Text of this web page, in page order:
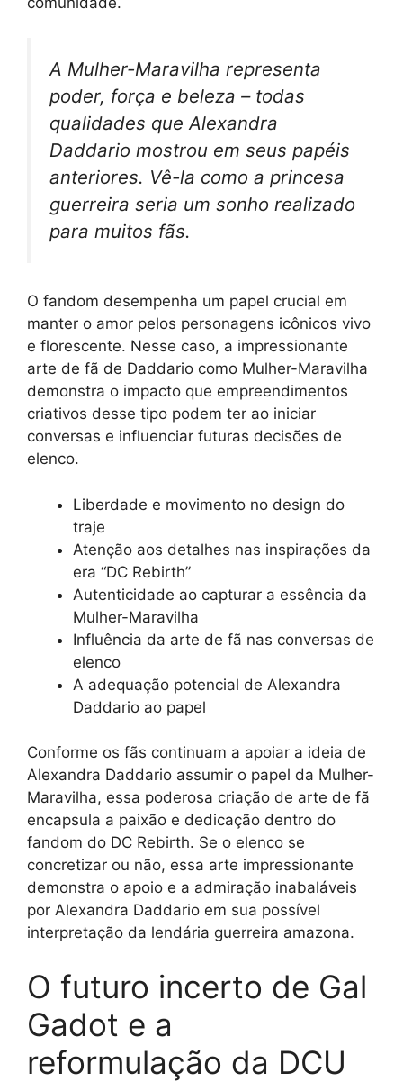
A Mulher-Maravilha representa
poder, força e beleza – todas
qualidades que Alexandra
Daddario mostrou em seus papéis
anteriores. Vê-la como a princesa
guerreira seria um sonho realizado
para muitos fãs.
O fandom desempenha um papel crucial em
manter o amor pelos personagens icônicos vivo
e florescente. Nesse caso, a impressionante
arte de fã de Daddario como Mulher-Maravilha
demonstra o impacto que empreendimentos
criativos desse tipo podem ter ao iniciar
conversas e influenciar futuras decisões de
elenco.
Liberdade e movimento no design do
traje
Atenção aos detalhes nas inspirações da
era “DC Rebirth”
Autenticidade ao capturar a essência da
Mulher-Maravilha
Influência da arte de fã nas conversas de
elenco
A adequação potencial de Alexandra
Daddario ao papel
Conforme os fãs continuam a apoiar a ideia de
Alexandra Daddario assumir o papel da Mulher-
Maravilha, essa poderosa criação de arte de fã
encapsula a paixão e dedicação dentro do
fandom do DC Rebirth. Se o elenco se
concretizar ou não, essa arte impressionante
demonstra o apoio e a admiração inabaláveis
por Alexandra Daddario em sua possível
interpretação da lendária guerreira amazona.
O futuro incerto de Gal
Gadot e a
reformulação da DCU